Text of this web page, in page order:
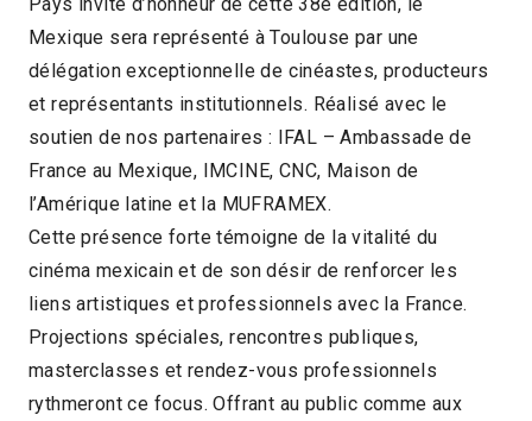
Mexique sera représenté à Toulouse par une
délégation exceptionnelle de cinéastes, producteurs
et représentants institutionnels. Réalisé avec le
soutien de nos partenaires : IFAL – Ambassade de
France au Mexique, IMCINE, CNC, Maison de
l’Amérique latine et la MUFRAMEX.
Cette présence forte témoigne de la vitalité du
cinéma mexicain et de son désir de renforcer les
liens artistiques et professionnels avec la France.
Projections spéciales, rencontres publiques,
masterclasses et rendez-vous professionnels
rythmeront ce focus. Offrant au public comme aux